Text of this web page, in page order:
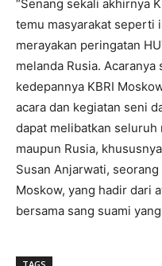
“Senang sekali akhirnya
temu masyarakat seperti
merayakan peringatan
melanda Rusia.
kedepannya KBRI
acara dan kegiatan seni
dapat melibatkan seluruh
maupun Rusia,
Susan Anjarwati,
Moskow, yang hadir dari
bersama sang suami